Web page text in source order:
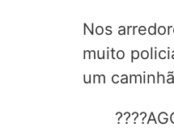
Nos
muito
um